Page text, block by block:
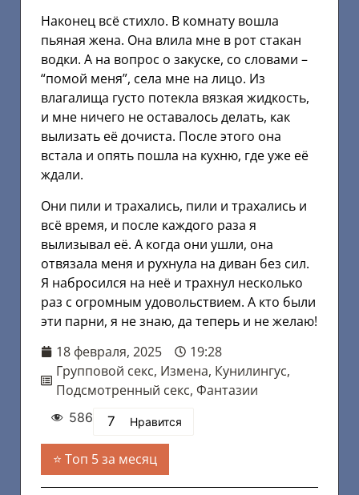
Наконец всё стихло. В комнату вошла
пьяная жена. Она влила мне в рот стакан
водки. А на вопрос о закуске, со словами –
“помой меня”, села мне на лицо. Из
влагалища густо потекла вязкая жидкость,
и мне ничего не оставалось делать, как
вылизать её дочиста. После этого она
встала и опять пошла на кухню, где уже её
ждали.
Они пили и трахались, пили и трахались и
всё время, и после каждого раза я
вылизывал её. А когда они ушли, она
отвязала меня и рухнула на диван без сил.
Я набросился на неё и трахнул несколько
раз с огромным удовольствием. А кто были
эти парни, я не знаю, да теперь и не желаю!
18 февраля, 2025
19:28
Групповой секс, Измена, Кунилингус,
Подсмотренный секс, Фантазии
586 7 Нравится
Топ 5 за месяц